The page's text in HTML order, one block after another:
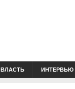
ВЛАСТЬ ИНТЕРВЬЮ